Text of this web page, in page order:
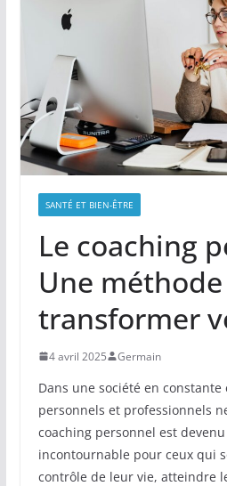
SANTÉ ET BIEN-ÊTRE
Le coaching
Une
transformer
4 avril 2025 Germain
Dans une société en
personnels et professionnels
coaching personnel est
incontournable pour ceux qui
contrôle de leur vie, atteindre